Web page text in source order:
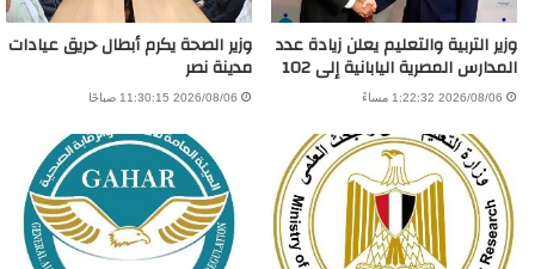
وزير التربية والتعليم يعلن زيادة عدد
المدارس المصرية اليابانية إلى 102
2026/08/06 1:22:32 مساءً
وزير الصحة يكرم أبطال حريق عيادات
مدينة نصر
2026/08/06 11:30:15 صباحًا